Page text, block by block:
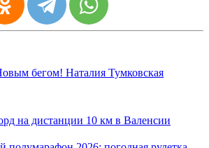
бегом! Наталия Тумковская
на дистанции 10 км в Валенсии